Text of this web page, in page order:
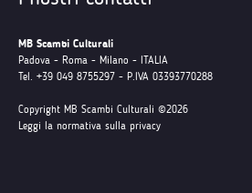
MB Scambi Culturali
Padova - Roma - Milano - ITALIA
Tel. +39 049 8755297 - P.IVA 03393770288
Copyright MB Scambi Culturali ©2026
Leggi la normativa sulla privacy